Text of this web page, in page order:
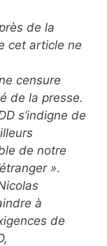
de la
cet article ne
censure
de la presse.
s’indigne de
de notre
».
à
de